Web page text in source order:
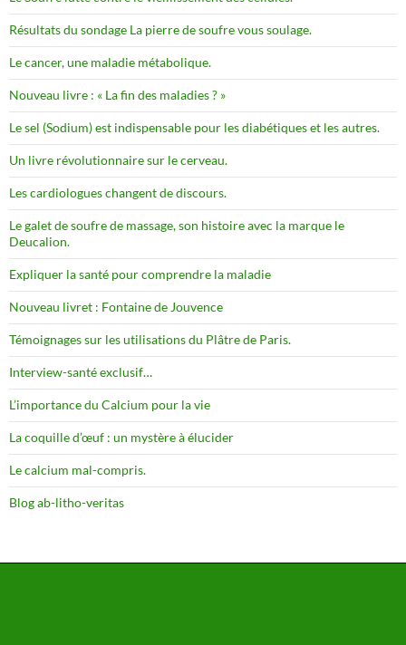
Résultats du sondage La pierre de soufre vous soulage.
Le cancer, une maladie métabolique.
Nouveau livre : « La fin des maladies ? »
Le sel (Sodium) est indispensable pour les diabétiques et les autres.
Un livre révolutionnaire sur le cerveau.
Les cardiologues changent de discours.
Le galet de soufre de massage, son histoire avec la marque le
Deucalion.
Expliquer la santé pour comprendre la maladie
Nouveau livret : Fontaine de Jouvence
Témoignages sur les utilisations du Plâtre de Paris.
Interview-santé exclusif…
L’importance du Calcium pour la vie
La coquille d’œuf : un mystère à élucider
Le calcium mal-compris.
Blog ab-litho-veritas